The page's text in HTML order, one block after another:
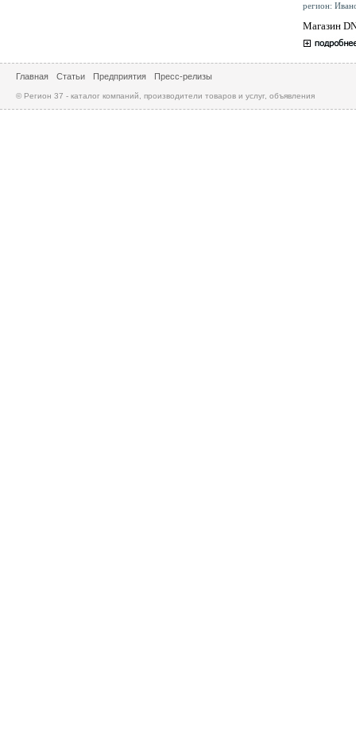
регион:
Магазин
Главная Статьи Предприятия Пресс-релизы
© Регион 37 - каталог компаний, производители товаров и услуг, объявления